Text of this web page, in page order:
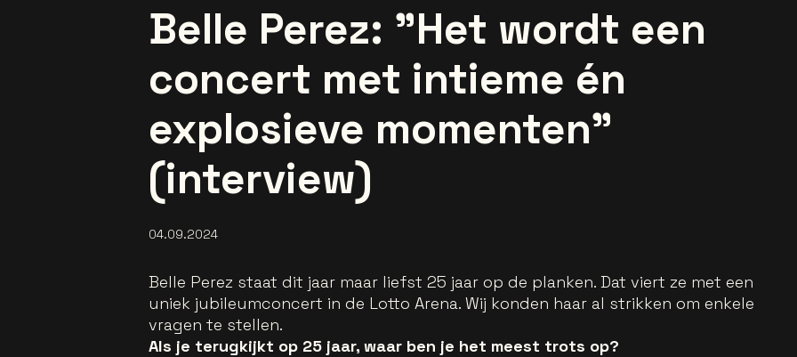
Belle Perez: "Het wordt een
concert met intieme én
explosieve momenten"
(interview)
04.09.2024
Belle Perez staat dit jaar maar liefst 25 jaar op de planken. Dat viert ze met een
uniek jubileumconcert in de Lotto Arena. Wij konden haar al strikken om enkele
vragen te stellen.
Als je terugkijkt op 25 jaar, waar ben je het meest trots op?